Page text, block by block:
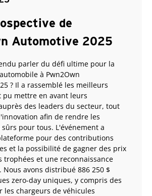
de
Automotive 2025
parler du défi ultime pour la
à Pwn2Own
? Il a rassemblé les meilleurs
mettre en avant leurs
des leaders du secteur, tout
afin de rendre les
pour tous. L'événement a
pour des contributions
et la possibilité de gagner des prix
trophées et une reconnaissance
avons distribué 886 250 $
zero-day uniques, y compris des
les chargeurs de véhicules